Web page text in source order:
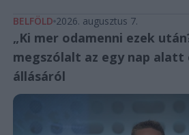
BELFÖLD 2026. augusztus 7.
„Ki mer odamenni ezek
megszólalt az egy nap
állásáról